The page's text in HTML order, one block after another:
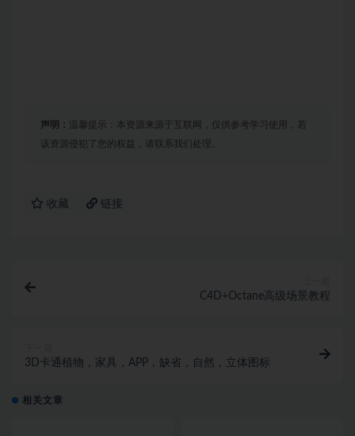
声明： 温馨提示：本资源来源于互联网，仅供参考学习使用，若
该资源侵犯了您的权益，请联系我们处理。
收藏 链接
C4D+Octane高级场景教程
3D卡通植物，家具，APP，缺省，自然，立体图标
相关文章